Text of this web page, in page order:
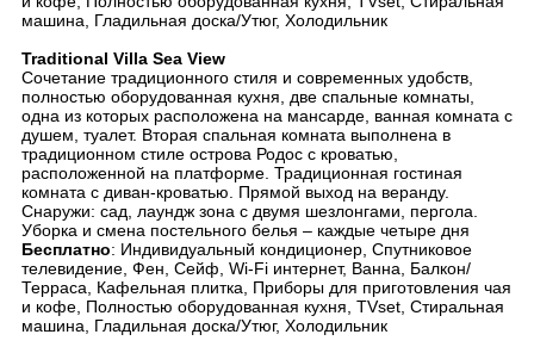
машина, Гладильная доска/Утюг, Холодильник
Traditional Villa Sea View
Сочетание традиционного стиля и современных удобств,
полностью оборудованная кухня, две спальные комнаты,
одна из которых расположена на мансарде, ванная комната с
душем, туалет. Вторая спальная комната выполнена в
традиционном стиле острова Родос с кроватью,
расположенной на платформе. Традиционная гостиная
комната с диван-кроватью. Прямой выход на веранду.
Снаружи: сад, лаундж зона с двумя шезлонгами, пергола.
Уборка и смена постельного белья – каждые четыре дня
Бесплатно: Индивидуальный кондиционер, Спутниковое
телевидение, Фен, Сейф, Wi-Fi интернет, Ванна, Балкон/
Терраса, Кафельная плитка, Приборы для приготовления чая
и кофе, Полностью оборудованная кухня, TVset, Стиральная
машина, Гладильная доска/Утюг, Холодильник